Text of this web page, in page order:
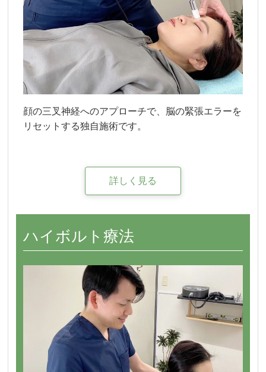
顔の三叉神経へのアプローチで、脳の緊張エラーを
リセットする独自施術です。
詳しく見る
ハイボルト療法